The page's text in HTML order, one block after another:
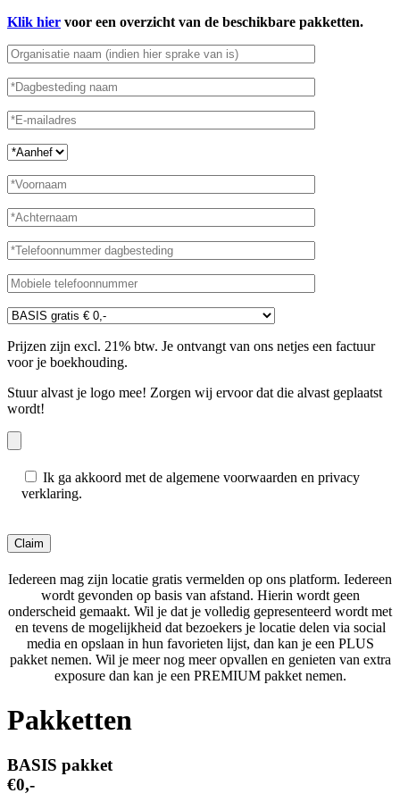
Klik hier voor een overzicht van de beschikbare pakketten.
Prijzen zijn excl. 21% btw. Je ontvangt van ons netjes een factuur
voor je boekhouding.
Stuur alvast je logo mee! Zorgen wij ervoor dat die alvast geplaatst
wordt!
Ik ga akkoord met de algemene voorwaarden en privacy
verklaring.
Iedereen mag zijn locatie gratis vermelden op ons platform. Iedereen
wordt gevonden op basis van afstand. Hierin wordt geen
onderscheid gemaakt. Wil je dat je volledig gepresenteerd wordt met
en tevens de mogelijkheid dat bezoekers je locatie delen via social
media en opslaan in hun favorieten lijst, dan kan je een PLUS
pakket nemen. Wil je meer nog meer opvallen en genieten van extra
exposure dan kan je een PREMIUM pakket nemen.
Pakketten
BASIS pakket
€0,-